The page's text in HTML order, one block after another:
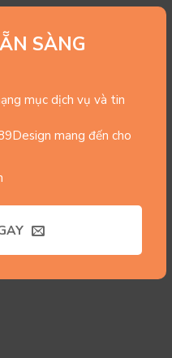
SÀNG
mục dịch vụ và tin
mang đến cho